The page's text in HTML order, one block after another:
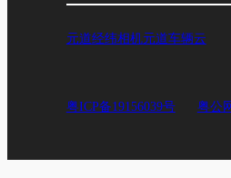
元道经纬相机元道车辆云
粤ICP备19156039号 粤公